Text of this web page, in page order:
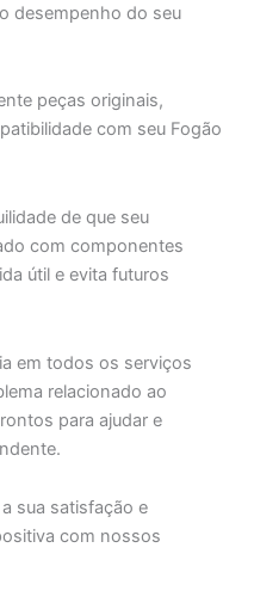
desempenho do seu
peças originais,
com seu Fogão
de que seu
com componentes
útil e evita futuros
em todos os serviços
relacionado ao
para ajudar e
sua satisfação e
com nossos